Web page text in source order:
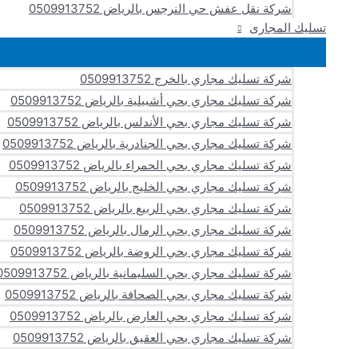
شركة نقل عفش حي النرجس بالرياض 0509913752
تسليك المجارى
شركة تسليك مجاري بالخرج 0509913752
شركة تسليك مجاري بحي أشبيلية بالرياض 0509913752
شركة تسليك مجاري بحي الأندلس بالرياض 0509913752
شركة تسليك مجاري بحي الجنادرية بالرياض 0509913752
شركة تسليك مجاري بحي الحمراء بالرياض 0509913752
شركة تسليك مجاري بحي الخليج بالرياض 0509913752
شركة تسليك مجاري بحي الربيع بالرياض 0509913752
شركة تسليك مجاري بحي الرمال بالرياض 0509913752
شركة تسليك مجاري بحي الروضة بالرياض 0509913752
شركة تسليك مجاري بحي السليمانية بالرياض 0509913752
شركة تسليك مجاري بحي الصحافة بالرياض 0509913752
شركة تسليك مجاري بحي العارض بالرياض 0509913752
شركة تسليك مجاري بحي العقيق بالرياض 0509913752